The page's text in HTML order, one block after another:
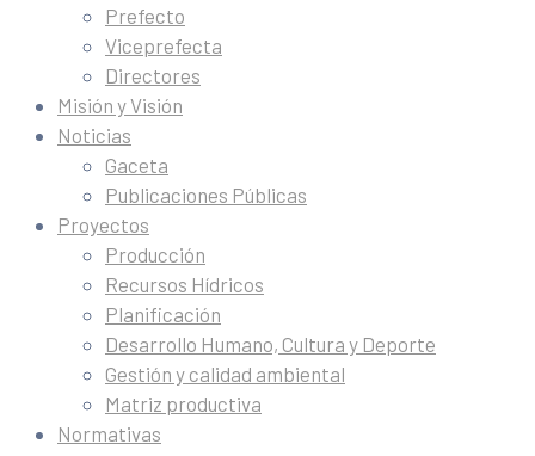
Prefecto
Viceprefecta
Directores
Misión y Visión
Noticias
Gaceta
Publicaciones Públicas
Proyectos
Producción
Recursos Hídricos
Planificación
Desarrollo Humano, Cultura y Deporte
Gestión y calidad ambiental
Matriz productiva
Normativas